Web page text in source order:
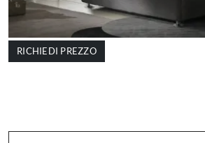
RICHIEDI PREZZO